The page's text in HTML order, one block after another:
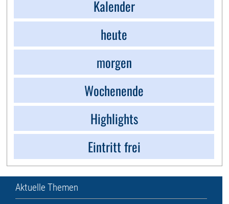
Kalender
heute
morgen
Wochenende
Highlights
Eintritt frei
Aktuelle Themen